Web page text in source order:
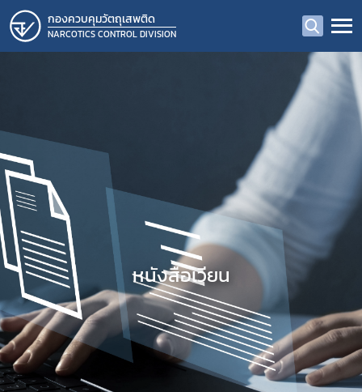
กองควบคุมวัตถุเสพติด
NARCOTICS CONTROL DIVISION
หนังสือเวียน